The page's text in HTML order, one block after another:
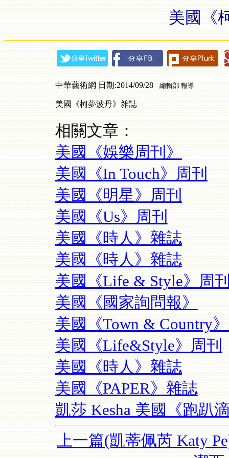
美國《
中華藝術網 日期:2014/09/28 編輯部 報導
美國《柯夢波丹》雜誌
相關文章：
美國《娛樂周刊》
美國《In Touch》周刊
美國《明星》周刊
美國《Us》周刊
美國《時人》雜誌
美國《時人》雜誌
美國《Life & Style》周
美國《國家詢問報》
美國《Town & Country
美國《Life&Style》周刊
美國《時人》雜誌
美國《PAPER》雜誌
凱莎 Kesha 美國《跑趴
上一篇(凱蒂佩芮 Katy